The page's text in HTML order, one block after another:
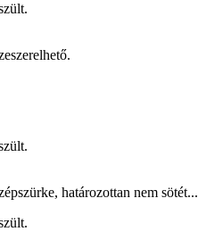
határozottan nem sötét...